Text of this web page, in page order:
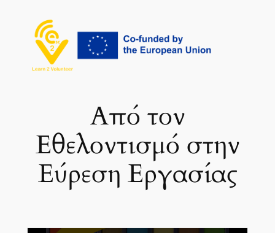
περιεχόμενο
Από τον
Εθελοντισμό στην
Εύρεση Εργασίας